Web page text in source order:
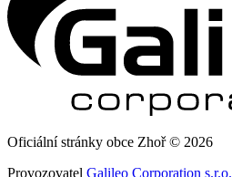
Oficiální stránky obce Zhoř © 2026
Provozovatel Galileo Corporation s.r.o.